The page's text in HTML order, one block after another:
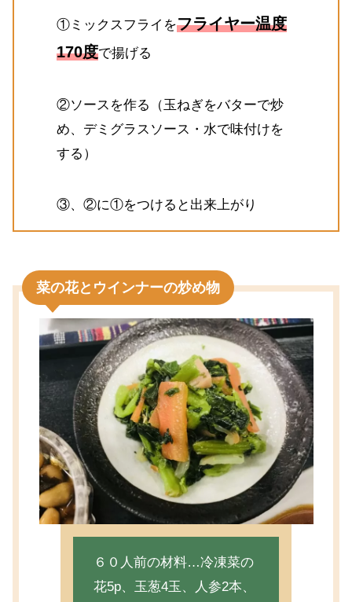
①ミックスフライをフライヤー温度
170度で揚げる
②ソースを作る（玉ねぎをバターで炒
め、デミグラスソース・水で味付けを
する）
③、②に①をつけると出来上がり
菜の花とウインナーの炒め物
６０人前の材料…冷凍菜の
花5p、玉葱4玉、人参2本、